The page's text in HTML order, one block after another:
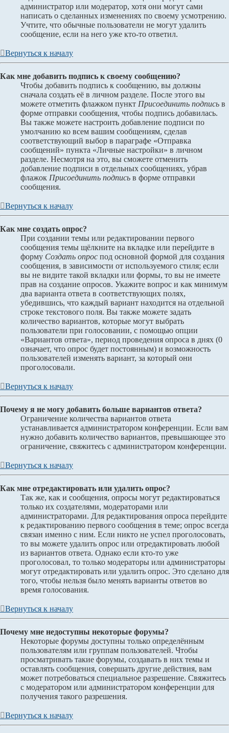
администратор или модератор, хотя они могут сами
написать о сделанных изменениях по своему усмотрению.
Учтите, что обычные пользователи не могут удалить
сообщение, если на него уже кто-то ответил.
Вернуться к началу
Как мне добавить подпись к своему сообщению?
Чтобы добавить подпись к сообщению, вы должны
сначала создать её в личном разделе. После этого вы
можете отметить флажком пункт Присоединить подпись в
форме отправки сообщения, чтобы подпись добавилась.
Вы также можете настроить добавление подписи по
умолчанию ко всем вашим сообщениям, сделав
соответствующий выбор в параграфе «Отправка
сообщений» пункта «Личные настройки» в личном
разделе. Несмотря на это, вы сможете отменить
добавление подписи в отдельных сообщениях, убрав
флажок Присоединить подпись в форме отправки
сообщения.
Вернуться к началу
Как мне создать опрос?
При создании темы или редактировании первого
сообщения темы щёлкните на вкладке или перейдите в
форму Создать опрос под основной формой для создания
сообщения, в зависимости от используемого стиля; если
вы не видите такой вкладки или формы, то вы не имеете
прав на создание опросов. Укажите вопрос и как минимум
два варианта ответа в соответствующих полях,
убедившись, что каждый вариант находится на отдельной
строке текстового поля. Вы также можете задать
количество вариантов, которые могут выбрать
пользователи при голосовании, с помощью опции
«Вариантов ответа», период проведения опроса в днях (0
означает, что опрос будет постоянным) и возможность
пользователей изменять вариант, за который они
проголосовали.
Вернуться к началу
Почему я не могу добавить больше вариантов ответа?
Ограничение количества вариантов ответа
устанавливается администратором конференции. Если вам
нужно добавить количество вариантов, превышающее это
ограничение, свяжитесь с администратором конференции.
Вернуться к началу
Как мне отредактировать или удалить опрос?
Так же, как и сообщения, опросы могут редактироваться
только их создателями, модераторами или
администраторами. Для редактирования опроса перейдите
к редактированию первого сообщения в теме; опрос всегда
связан именно с ним. Если никто не успел проголосовать,
то вы можете удалить опрос или отредактировать любой
из вариантов ответа. Однако если кто-то уже
проголосовал, то только модераторы или администраторы
могут отредактировать или удалить опрос. Это сделано для
того, чтобы нельзя было менять варианты ответов во
время голосования.
Вернуться к началу
Почему мне недоступны некоторые форумы?
Некоторые форумы доступны только определённым
пользователям или группам пользователей. Чтобы
просматривать такие форумы, создавать в них темы и
оставлять сообщения, совершать другие действия, вам
может потребоваться специальное разрешение. Свяжитесь
с модератором или администратором конференции для
получения такого разрешения.
Вернуться к началу